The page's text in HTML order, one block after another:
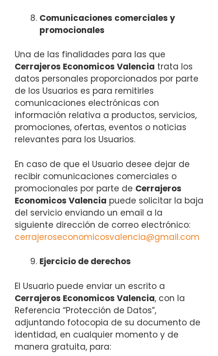
Comunicaciones comerciales y
promocionales
Una de las finalidades para las que
Cerrajeros Economicos Valencia trata los
datos personales proporcionados por parte
de los Usuarios es para remitirles
comunicaciones electrónicas con
información relativa a productos, servicios,
promociones, ofertas, eventos o noticias
relevantes para los Usuarios.
En caso de que el Usuario desee dejar de
recibir comunicaciones comerciales o
promocionales por parte de Cerrajeros
Economicos Valencia puede solicitar la baja
del servicio enviando un email a la
siguiente dirección de correo electrónico:
cerrajeroseconomicosvalencia@gmail.com
Ejercicio de derechos
El Usuario puede enviar un escrito a
Cerrajeros Economicos Valencia, con la
Referencia “Protección de Datos”,
adjuntando fotocopia de su documento de
identidad, en cualquier momento y de
manera gratuita, para: